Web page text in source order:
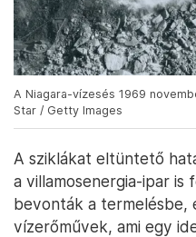
A Niagara-vízesés 1969
Star / Getty Images
A sziklákat eltüntető
a villamosenergia-ipar is
bevonták a termelésbe,
vízerőművek, ami egy